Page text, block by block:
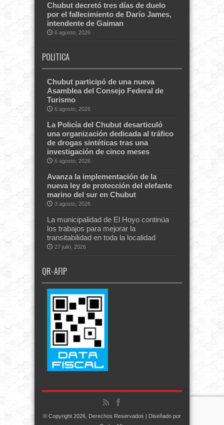
Chubut decretó tres días de duelo
por el fallecimiento de Darío James,
intendente de Gaiman
6 agosto, 2026
POLITICA
Chubut participó de una nueva
Asamblea del Consejo Federal de
Turismo
6 agosto, 2026
La Policía del Chubut desarticuló
una organización dedicada al tráfico
de drogas sintéticas tras una
investigación de cinco meses
6 agosto, 2026
Avanza la implementación de la
nueva ley de protección del elefante
marino del sur en Chubut
3 agosto, 2026
La municipalidad de El Hoyo continúa
los trabajos para mejorar la
transitabilidad en toda la localidad
27 julio, 2026
QR-AFIP
© Copyright 2026, Derechos Reservados | Diseñado por